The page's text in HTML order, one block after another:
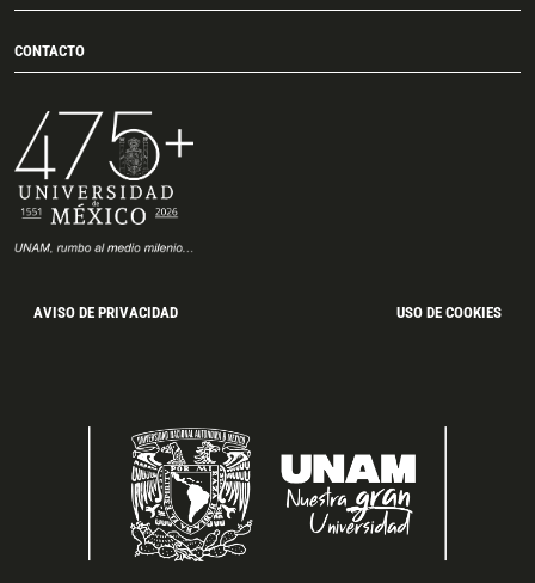
CONTACTO
AVISO DE PRIVACIDAD USO DE COOKIES